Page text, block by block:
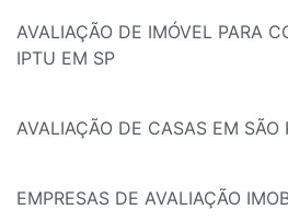
AVALIAÇÃO DE IMÓVEL PARA
IPTU EM SP
AVALIAÇÃO DE CASAS EM SÃO
EMPRESAS DE AVALIAÇÃO